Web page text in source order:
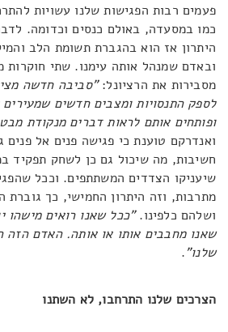
פעמים רבות הפגישות שלנו עשויות
כמו במסעדה, באולם כנסים וכדומה.
היתרון אז הוא בהגברת תשומת הלב
ובאדם שמנהל אותה עימנו. שתי חוקרות
מסבירות את הרציונל:"סביבה חדשה
לספק התנסויות ומצבים חדשים
ופותחים אותם לראות דברים מנקודת
ואנדרקם טוענת כי פגישה פנים אל
חשיבות, מה שיכול גם כן לשחק תפקיד
שיעניקו הצדדים המשתתפים. וככל
מתרבות, וזה היתרון החמישי, כך גוברת
ושלהם כלפינו."ככל שאנו רואים מישהו
שאנו מחבבים אותו או אותה. האדם
שלנו".
הצרכים שלנו התרחבו, לא השתנו